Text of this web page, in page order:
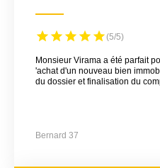
(5/5)
Monsieur Virama a été parfait
'achat d'un nouveau bien
du dossier et finalisation du
Bernard 37